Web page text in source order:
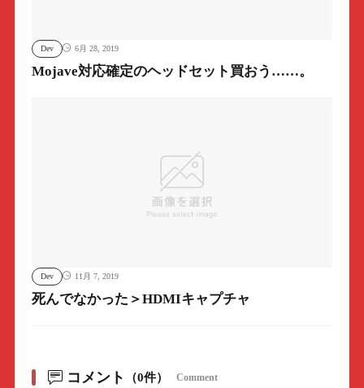
Dev 6月 28, 2019
Mojave対応確定のヘッドセット買おう……。
Dev 11月 7, 2019
死んでなかった＞HDMIキャプチャ
コメント （0件） Comment